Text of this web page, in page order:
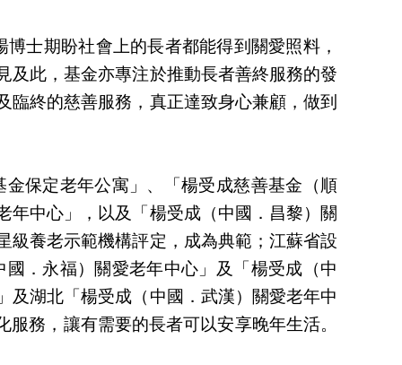
士期盼社會上的長者都能得到關愛照料，
及此，基金亦專注於推動長者善終服務的發
終的慈善服務，真正達致身心兼顧，做到
保定老年公寓」、「楊受成慈善基金（順
年中心」，以及「楊受成（中國．昌黎）關
級養老示範機構評定，成為典範；江蘇省設
．永福）關愛老年中心」及「楊受成（中
及湖北「楊受成（中國．武漢）關愛老年中
務，讓有需要的長者可以安享晚年生活。